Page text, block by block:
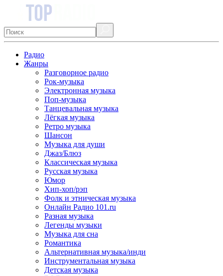
Радио
Жанры
Разговорное радио
Рок-музыка
Электронная музыка
Поп-музыка
Танцевальная музыка
Лёгкая музыка
Ретро музыка
Шансон
Музыка для души
Джаз/Блюз
Классическая музыка
Русская музыка
Юмор
Хип-хоп/рэп
Фолк и этническая музыка
Онлайн Радио 101.ru
Разная музыка
Легенды музыки
Музыка для сна
Романтика
Альтернативная музыка/инди
Инструментальная музыка
Детская музыка